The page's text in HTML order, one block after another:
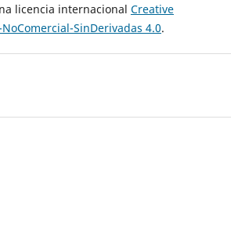
licencia internacional Creative
SinDerivadas 4.0.